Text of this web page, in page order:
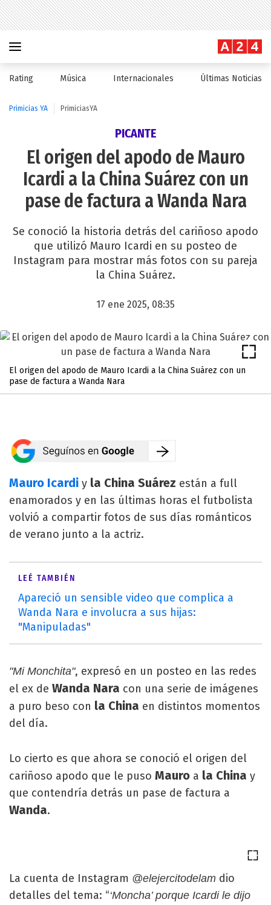
Rating Música Internacionales Últimas Noticias
Primicias YA PrimiciasYA
PICANTE
El origen del apodo de Mauro
Icardi a la China Suárez con un
pase de factura a Wanda Nara
Se conoció la historia detrás del cariñoso apodo
que utilizó Mauro Icardi en su posteo de
Instagram para mostrar más fotos con su pareja
la China Suárez.
17 ene 2025, 08:35
El origen del apodo de Mauro Icardi a la China Suárez con un
pase de factura a Wanda Nara
Mauro Icardi y la China Suárez están a full
enamorados y en las últimas horas el futbolista
volvió a compartir fotos de sus días románticos
de verano junto a la actriz.
LEÉ TAMBIÉN
Apareció un sensible video que complica a
Wanda Nara e involucra a sus hijas:
"Manipuladas"
"Mi Monchita", expresó en un posteo en las redes
el ex de Wanda Nara con una serie de imágenes
a puro beso con la China en distintos momentos
del día.
Lo cierto es que ahora se conoció el origen del
cariñoso apodo que le puso Mauro a la China y
que contendría detrás un pase de factura a
Wanda.
La cuenta de Instagram @elejercitodelam dio
detalles del tema: “‘Moncha’ porque Icardi le dijo